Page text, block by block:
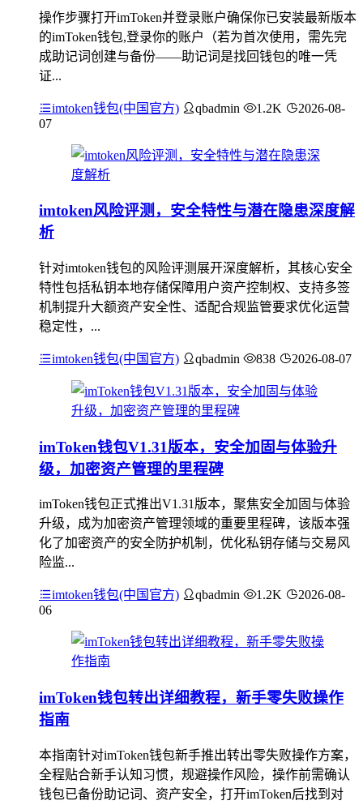
操作步骤打开imToken并登录账户确保你已安装最新版本
的imToken钱包,登录你的账户（若为首次使用，需先完
成助记词创建与备份——助记词是找回钱包的唯一凭
证...
imtoken钱包(中国官方) qbadmin 1.2K
2026-08-
07
imtoken风险评测，安全特性与潜在隐患深度解
析
针对imtoken钱包的风险评测展开深度解析，其核心安全
特性包括私钥本地存储保障用户资产控制权、支持多签
机制提升大额资产安全性、适配合规监管要求优化运营
稳定性，...
imtoken钱包(中国官方) qbadmin 838 2026-08-07
imToken钱包V1.31版本，安全加固与体验升
级，加密资产管理的里程碑
imToken钱包正式推出V1.31版本，聚焦安全加固与体验
升级，成为加密资产管理领域的重要里程碑，该版本强
化了加密资产的安全防护机制，优化私钥存储与交易风
险监...
imtoken钱包(中国官方) qbadmin 1.2K
2026-08-
06
imToken钱包转出详细教程，新手零失败操作
指南
本指南针对imToken钱包新手推出转出零失败操作方案，
全程贴合新手认知习惯，规避操作风险，操作前需确认
钱包已备份助记词、资产安全，打开imToken后找到对